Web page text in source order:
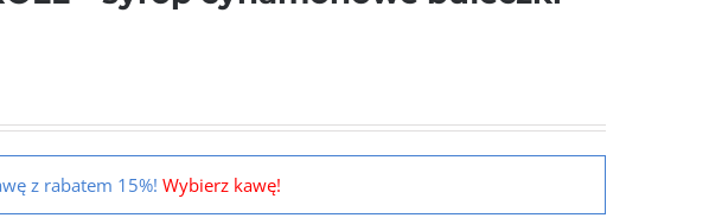
z rabatem 15%! Wybierz kawę!